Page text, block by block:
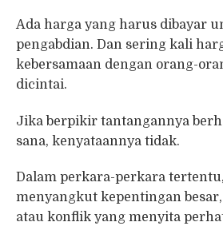
Ada harga yang harus dibayar
pengabdian. Dan sering kali
kebersamaan dengan orang-
dicintai.
Jika berpikir tantangannya
sana, kenyataannya tidak.
Dalam perkara-perkara
menyangkut kepentingan
atau konflik yang menyita